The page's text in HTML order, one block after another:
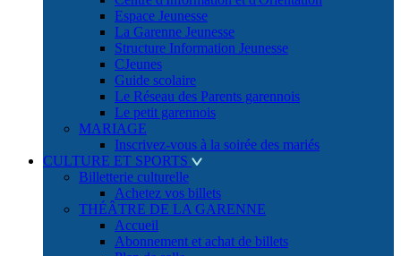
Espace Jeunesse
La Garenne Jeunesse
Structure Information Jeunesse
CJeunes
Guide scolaire
Le Réseau des Parents garennois
Le petit garennois
MARIAGE
Inscrivez-vous à la soirée des mariés
CULTURE ET SPORTS
Billetterie culturelle
Achetez vos billets
THÉÂTRE DE LA GARENNE
Accueil
Abonnement et achat de billets